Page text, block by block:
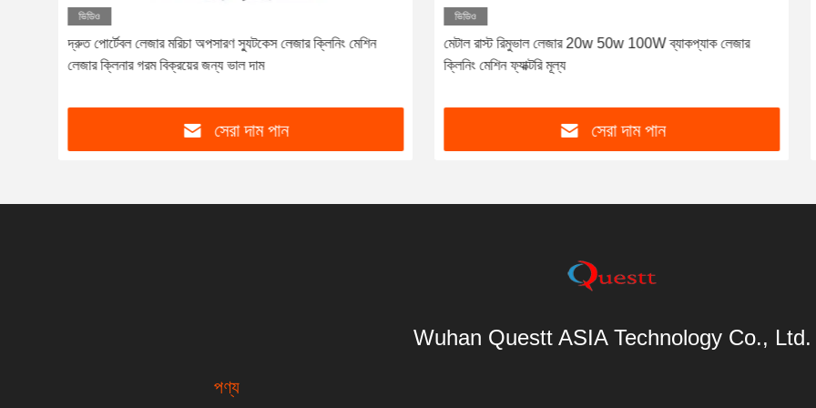
ভিডিও
দ্রুত পোর্টেবল লেজার মরিচা অপসারণ স্যুটকেস লেজার ক্লিনিং মেশিন
লেজার ক্লিনার গরম বিক্রয়ের জন্য ভাল দাম
সেরা দাম পান
ভিডিও
মেটাল রাস্ট রিমুভাল লেজার 20w 50w 100W ব্যাকপ্যাক লেজার
ক্লিনিং মেশিন ফ্যাক্টরি মূল্য
সেরা দাম পান
Wuhan Questt ASIA Technology Co., Ltd.
পণ্য